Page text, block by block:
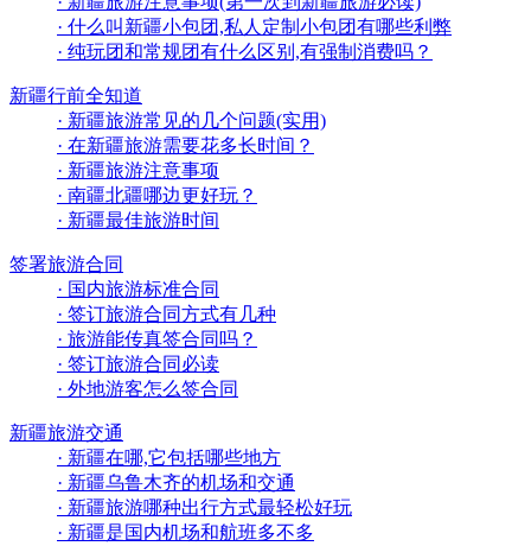
· 什么叫新疆小包团,私人定制小包团有哪些利弊
· 纯玩团和常规团有什么区别,有强制消费吗？
新疆行前全知道
· 新疆旅游常见的几个问题(实用)
· 在新疆旅游需要花多长时间？
· 新疆旅游注意事项
· 南疆北疆哪边更好玩？
· 新疆最佳旅游时间
签署旅游合同
· 国内旅游标准合同
· 签订旅游合同方式有几种
· 旅游能传真签合同吗？
· 签订旅游合同必读
· 外地游客怎么签合同
新疆旅游交通
· 新疆在哪,它包括哪些地方
· 新疆乌鲁木齐的机场和交通
· 新疆旅游哪种出行方式最轻松好玩
· 新疆是国内机场和航班多不多